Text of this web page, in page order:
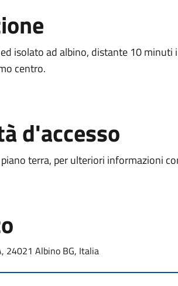
isolato ad albino, distante 10
centro.
d'accesso
terra, per ulteriori informazioni
24021 Albino BG, Italia